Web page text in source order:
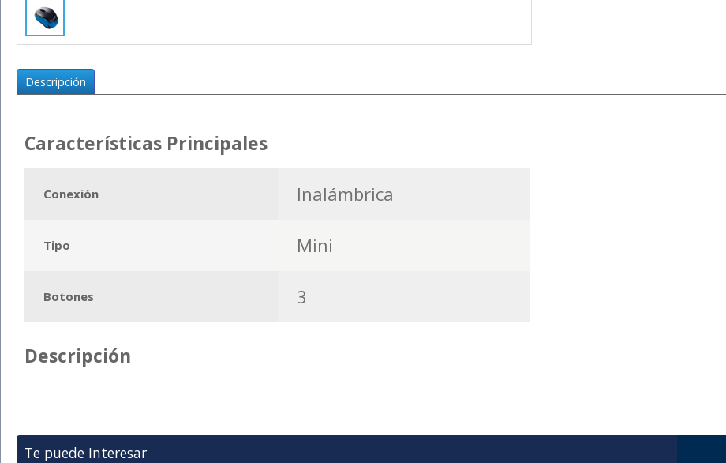
Descripción
Características Principales
Conexión Inalámbrica
Tipo Mini
Botones 3
Descripción
Te puede Interesar